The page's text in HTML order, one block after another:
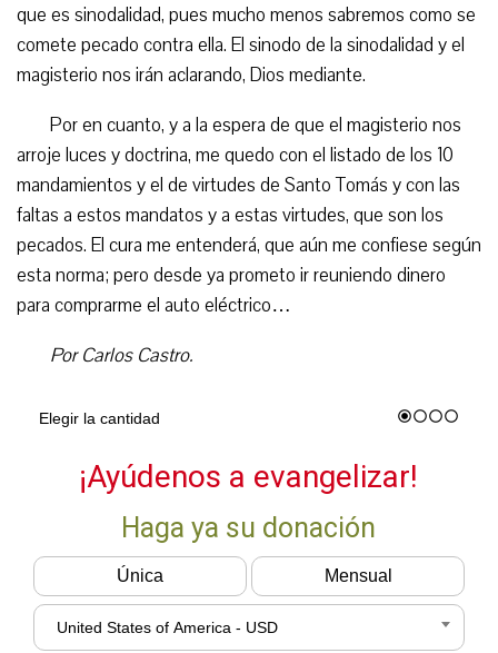
que es sinodalidad, pues mucho menos sabremos como se
comete pecado contra ella. El sinodo de la sinodalidad y el
magisterio nos irán aclarando, Dios mediante.
Por en cuanto, y a la espera de que el magisterio nos
arroje luces y doctrina, me quedo con el listado de los 10
mandamientos y el de virtudes de Santo Tomás y con las
faltas a estos mandatos y a estas virtudes, que son los
pecados. El cura me entenderá, que aún me confiese según
esta norma; pero desde ya prometo ir reuniendo dinero
para comprarme el auto eléctrico…
Por Carlos Castro.